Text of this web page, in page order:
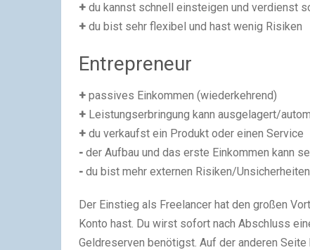
+ du kannst schnell einsteigen und verdienst
+ du bist sehr flexibel und hast wenig Risiken
Entrepreneur
+ passives Einkommen (wiederkehrend)
+ Leistungserbringung kann ausgelagert/
+ du verkaufst ein Produkt oder einen Service
- der Aufbau und das erste Einkommen kann
- du bist mehr externen Risiken/
Der Einstieg als Freelancer hat den großen
Konto hast. Du wirst sofort nach Abschluss
Geldreserven benötigst. Auf der anderen